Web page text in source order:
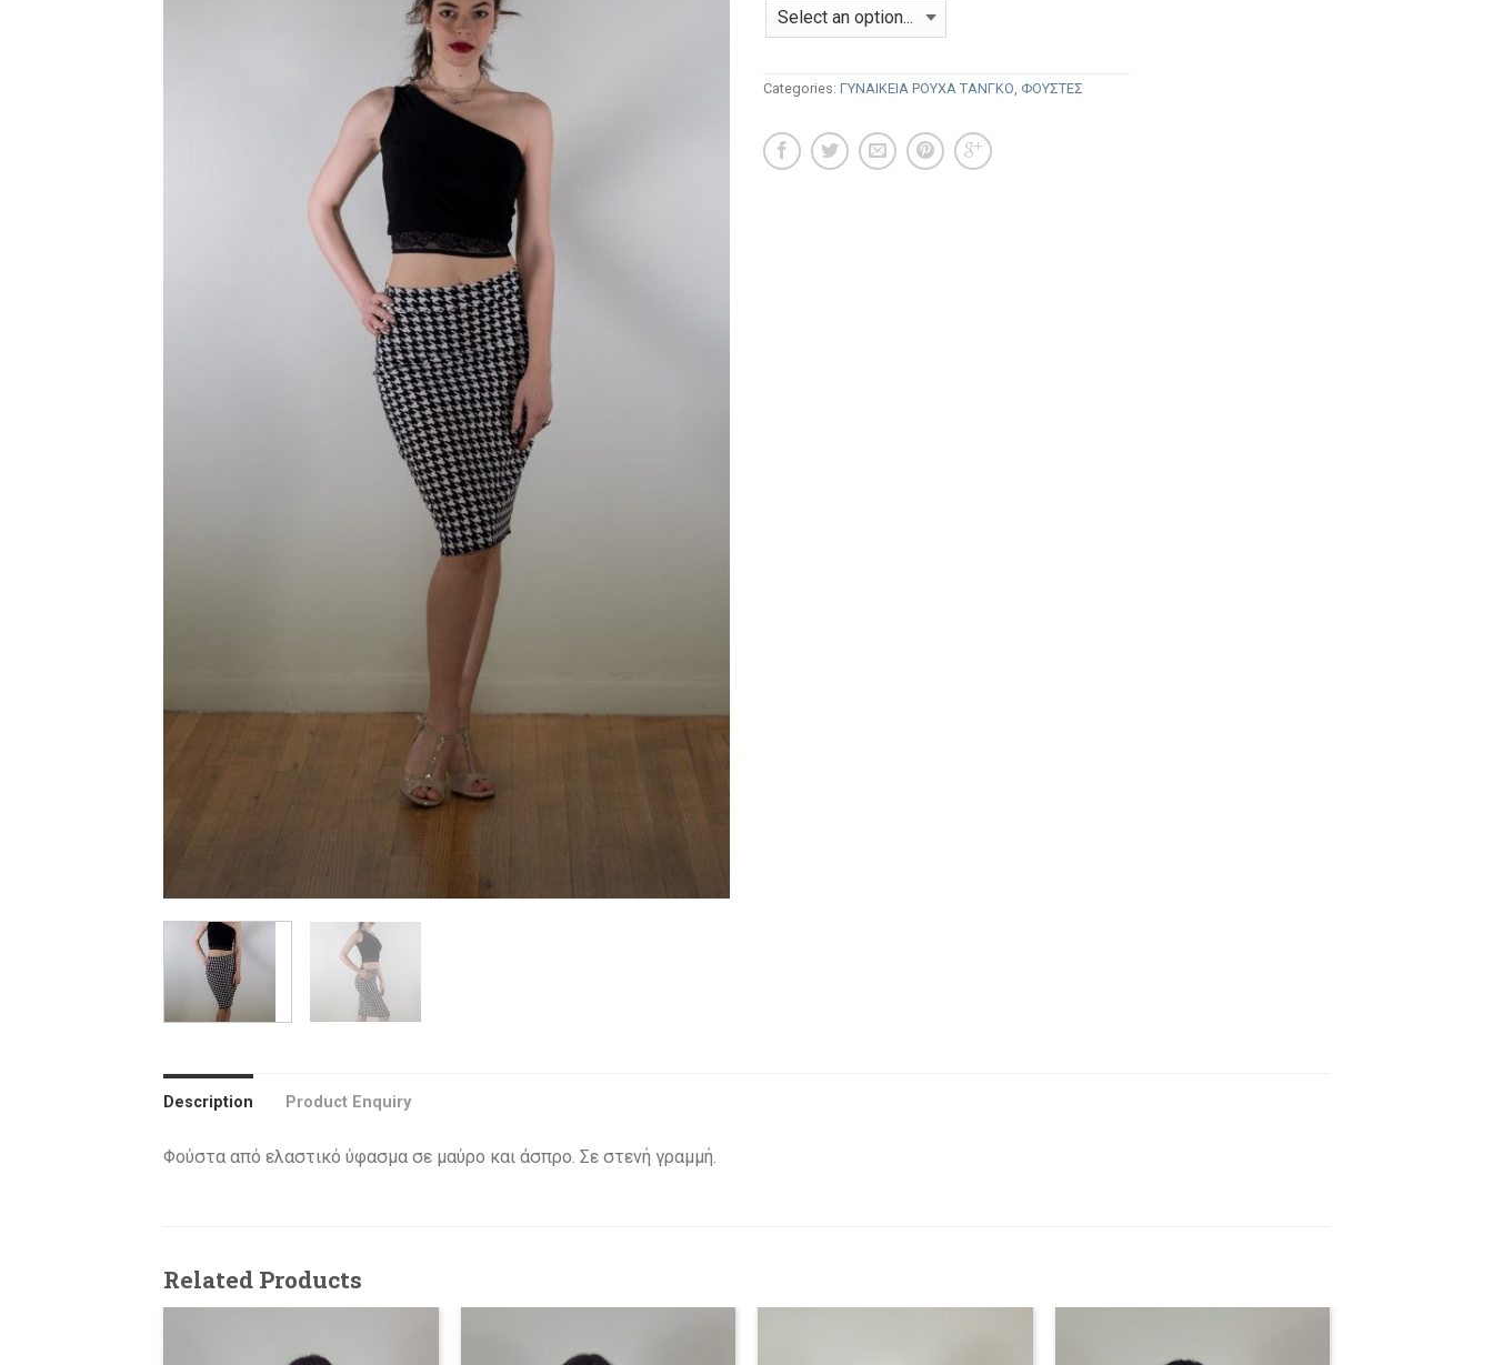
Categories: ΓΥΝΑΙΚΕΙΑ ΡΟΥΧΑ ΤΑΝΓΚΟ ΦΟΥΣΤΕΣ
Description Product Enquiry
Φούστα από ελαστικό ύφασμα σε μαύρο και άσπρο. Σε στενή γραμμή.
Related Products